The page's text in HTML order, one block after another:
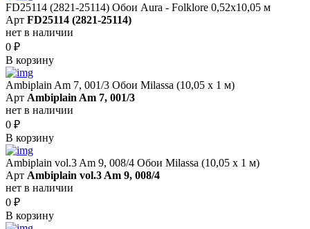
FD25114 (2821-25114) Обои Aura - Folklore 0,52x10,05 м
Арт FD25114 (2821-25114)
нет в наличии
0 ₽
В корзину
Ambiplain Am 7, 001/3 Обои Milassa (10,05 х 1 м)
Арт Ambiplain Am 7, 001/3
нет в наличии
0 ₽
В корзину
Ambiplain vol.3 Am 9, 008/4 Обои Milassa (10,05 х 1 м)
Арт Ambiplain vol.3 Am 9, 008/4
нет в наличии
0 ₽
В корзину